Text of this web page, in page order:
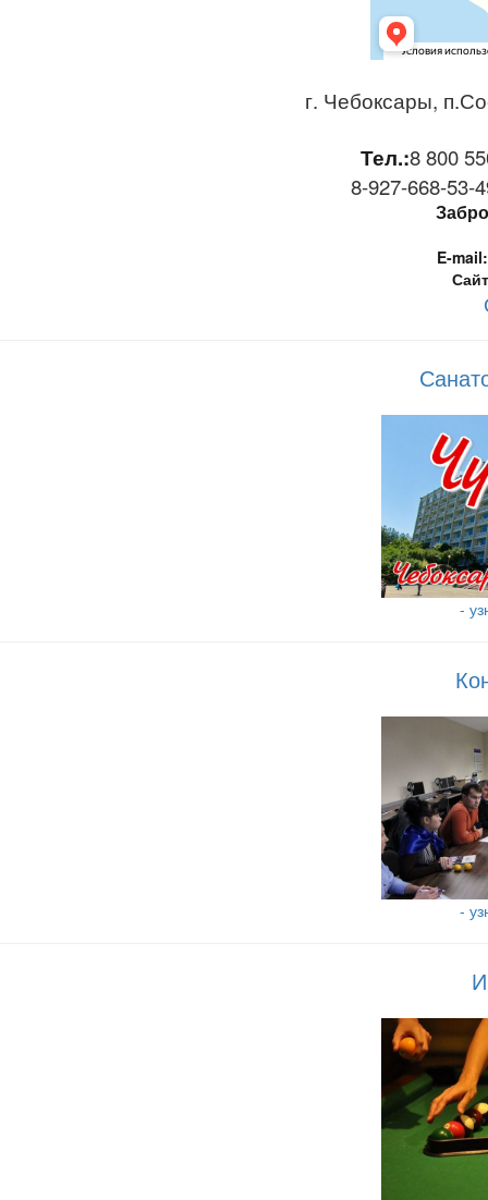
г. Чебоксары,
Тел.:8 800
8-927-668-53-
E-mail:
-
-